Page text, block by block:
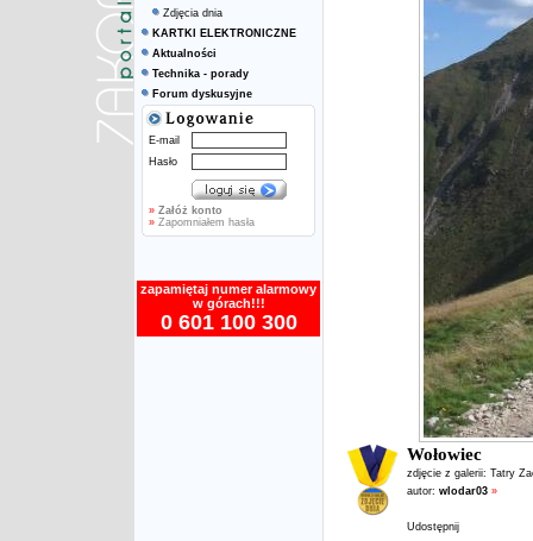
Zdjęcia dnia
KARTKI ELEKTRONICZNE
Aktualności
Technika - porady
Forum dyskusyjne
E-mail
Hasło
» Załóż konto
» Zapomniałem hasła
zapamiętaj numer alarmowy
w górach!!!
0 601 100 300
Wołowiec
zdjęcie z galerii: Tatry
autor: wlodar03 »
Udostępnij